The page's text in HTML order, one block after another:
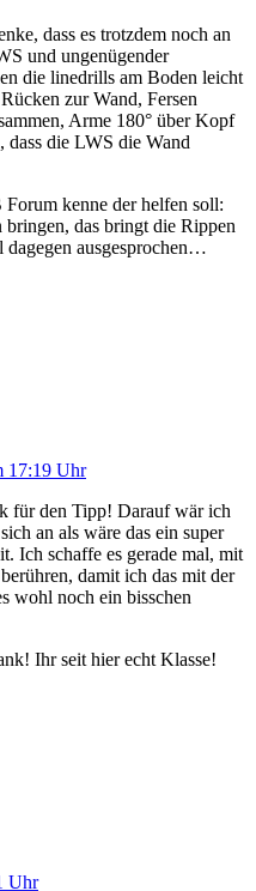
dass es trotzdem noch an
und ungenügender
die linedrills am Boden leicht
zur Wand, Fersen
Arme 180° über Kopf
die LWS die Wand
kenne der helfen soll:
das bringt die Rippen
ausgesprochen…
17:19 Uhr
für den Tipp! Darauf wär ich
an als wäre das ein super
Ich schaffe es gerade mal, mit
damit ich das mit der
wohl noch ein bisschen
Ihr seit hier echt Klasse!
Uhr